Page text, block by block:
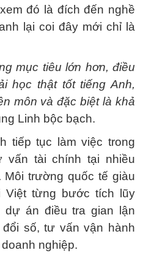
đó là đích đến nghề
lại coi đây mới chỉ là
mục tiêu lớn hơn, điều
học thật tốt tiếng Anh,
môn và đặc biệt là khả
Linh bộc bạch.
tiếp tục làm việc trong
vấn tài chính tại nhiều
trường quốc tế giàu
Việt từng bước tích lũy
dự án điều tra gian lận
số, tư vấn vận hành
nghiệp.